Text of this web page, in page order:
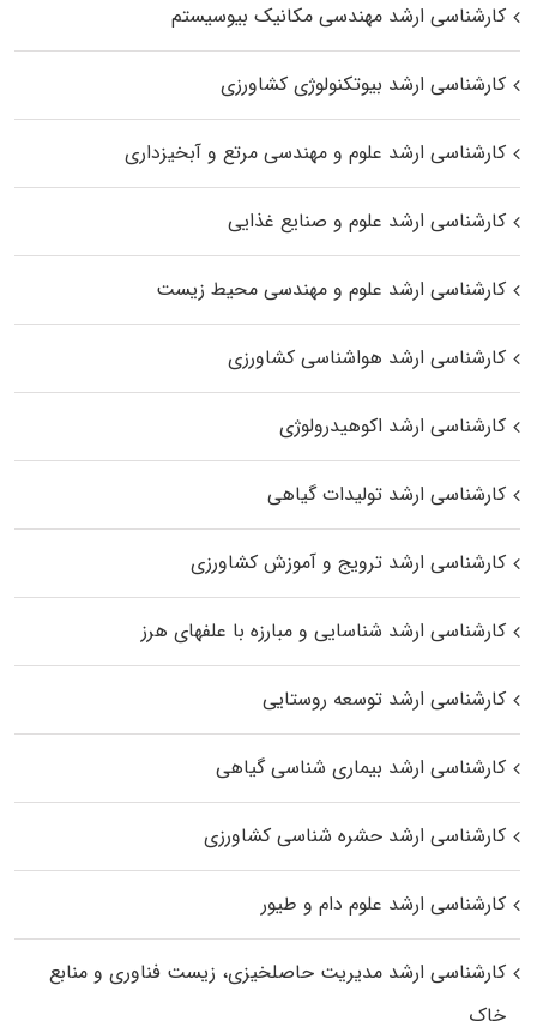
کارشناسی ارشد مهندسی مکانیک بیوسیستم
کارشناسی ارشد بیوتکنولوژی کشاورزی
کارشناسی ارشد علوم و مهندسی مرتع و آبخیزداری
کارشناسی ارشد علوم و صنایع غذایی
کارشناسی ارشد علوم و مهندسی محیط زیست
کارشناسی ارشد هواشناسی کشاورزی
کارشناسی ارشد اکوهیدرولوژی
کارشناسی ارشد تولیدات گیاهی
کارشناسی ارشد ترویج و آموزش کشاورزی
کارشناسی ارشد شناسایی و مبارزه با علفهای هرز
کارشناسی ارشد توسعه روستایی
کارشناسی ارشد بیماری‌ شناسی گیاهی
کارشناسی ارشد حشره‌ شناسی کشاورزی
کارشناسی ارشد علوم دام و طیور
کارشناسی ارشد مدیریت حاصلخیزی، زیست فناوری و منابع
خاک